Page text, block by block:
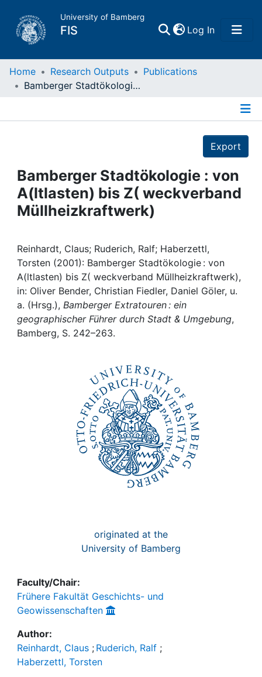
University of Bamberg
FIS Log In(current)
Home
Projects
People
Awards
My FIS
Help
Home Research Outputs
Publications
Bamberger Stadtökologie : von A(ltlasten) bis Z( weckverband Müllheizkraftwerk)
Export
Bamberger Stadtökologie : von
A(ltlasten) bis Z( weckverband
Müllheizkraftwerk)
Reinhardt, Claus; Ruderich, Ralf; Haberzettl,
Torsten (2001): Bamberger Stadtökologie : von
A(ltlasten) bis Z( weckverband Müllheizkraftwerk),
in: Oliver Bender, Christian Fiedler, Daniel Göler, u.
a. (Hrsg.), Bamberger Extratouren : ein
geographischer Führer durch Stadt & Umgebung,
Bamberg, S. 242–263.
originated at the
University of Bamberg
Faculty/Chair:
Frühere Fakultät Geschichts- und
Geowissenschaften
Author:
Reinhardt, Claus ; Ruderich, Ralf ;
Haberzettl, Torsten